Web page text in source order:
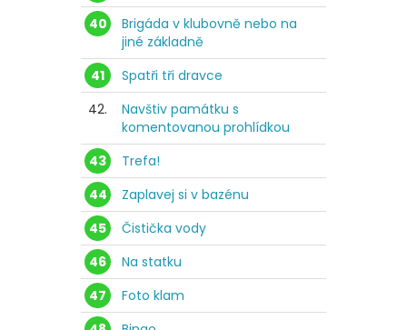
40
Brigáda v klubovně nebo na
jiné základně
41
Spatři tři dravce
42.
Navštiv památku s
komentovanou prohlídkou
43
Trefa!
44
Zaplavej si v bazénu
45
Čistička vody
46
Na statku
47
Foto klam